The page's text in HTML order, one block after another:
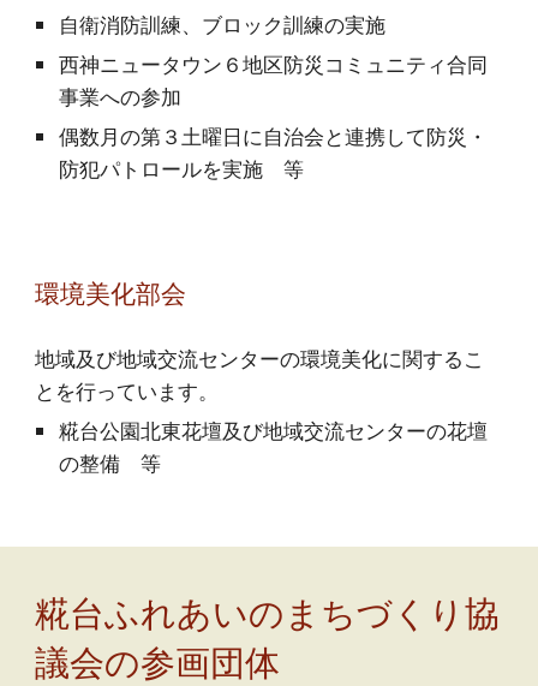
自衛消防訓練、ブロック訓練の実施
西神ニュータウン６地区防災コミュニティ合同
事業への参加
偶数月の第３土曜日に自治会と連携して防災・
防犯パトロールを実施 等
環境美化部会
地域及び地域交流センターの環境美化に関するこ
とを行っています。
糀台公園北東花壇及び地域交流センターの花壇
の整備 等
糀台ふれあいのまちづくり協
議会の参画団体